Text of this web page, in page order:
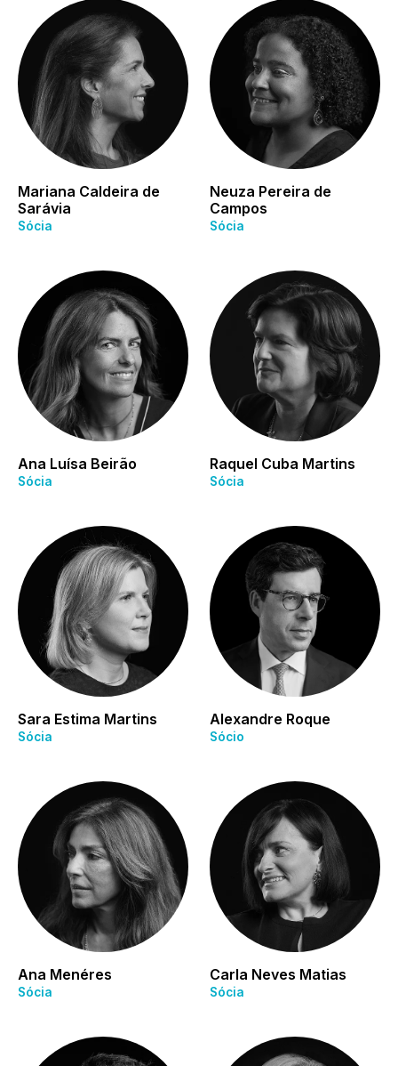
Mariana Caldeira de
Sarávia
Sócia
Neuza Pereira de
Campos
Sócia
Ana Luísa Beirão
Sócia
Raquel Cuba Martins
Sócia
Sara Estima Martins
Sócia
Alexandre Roque
Sócio
Ana Menéres
Sócia
Carla Neves Matias
Sócia